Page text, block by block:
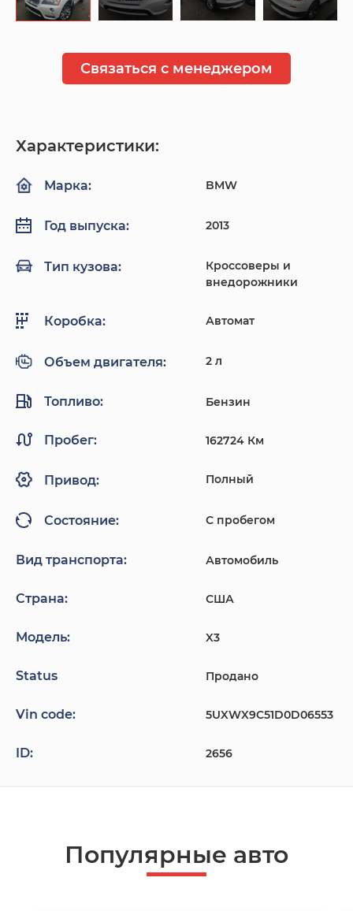
Связаться с менеджером
Характеристики:
Марка: BMW
Год выпуска: 2013
Тип кузова:
Кроссоверы и
внедорожники
Коробка: Автомат
Объем двигателя: 2 л
Топливо: Бензин
Пробег: 162724 Км
Привод: Полный
Состояние: С пробегом
Вид транспорта: Автомобиль
Страна: США
Модель: X3
Status Продано
Vin code: 5UXWX9C51D0D06553
ID: 2656
Популярные авто